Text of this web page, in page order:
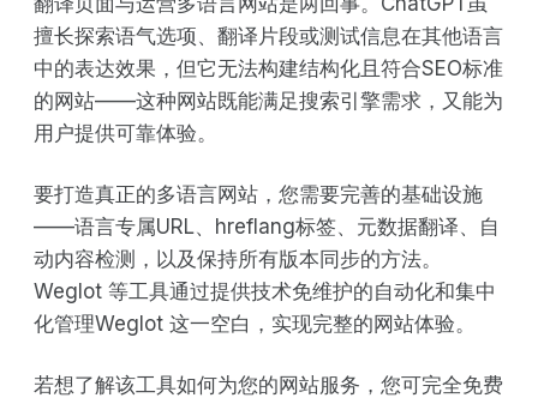
擅长探索语气选项、翻译片段或测试信息在其他语言
中的表达效果，但它无法构建结构化且符合SEO标准
的网站——这种网站既能满足搜索引擎需求，又能为
用户提供可靠体验。
要打造真正的多语言网站，您需要完善的基础设施
——语言专属URL、hreflang标签、元数据翻译、自
动内容检测，以及保持所有版本同步的方法。
Weglot 等工具通过提供技术免维护的自动化和集中
化管理Weglot 这一空白，实现完整的网站体验。
若想了解该工具如何为您的网站服务，您可完全免费